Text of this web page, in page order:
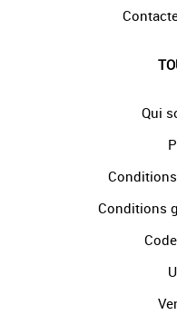
Qui
Conditions